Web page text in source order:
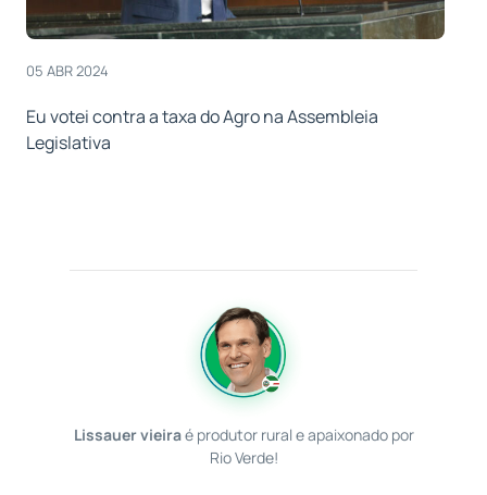
05 ABR 2024
Eu votei contra a taxa do Agro na Assembleia
Legislativa
Lissauer vieiraé produtor rural e apaixonado por
Rio Verde!